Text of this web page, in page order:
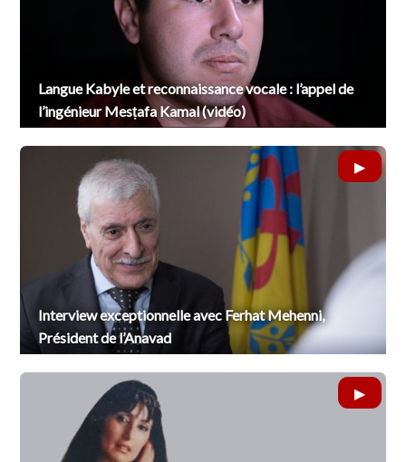
Langue Kabyle et reconnaissance vocale : l’appel de
l’ingénieur Mesṭafa Kamal (vidéo)
Interview exceptionnelle avec Ferhat Mehenni,
Président de l’Anavad